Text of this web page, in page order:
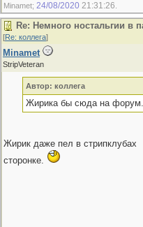
Minamet; 24/08/2020 21:31:26
Re: Немного ностальгии в
[Re: коллега]
Minamet
StripVeteran
Автор: коллега
Жирика бы сюда на форум.
Жирик даже пел в стрипклубах
сторонке.